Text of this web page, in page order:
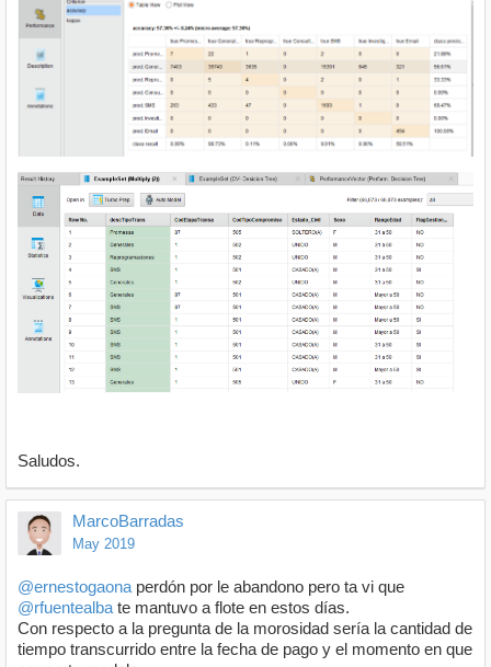
Saludos.
MarcoBarradas
May 2019
@ernestogaona perdón por le abandono pero ta vi que
@rfuentealba te mantuvo a flote en estos días.
Con respecto a la pregunta de la morosidad sería la cantidad de
tiempo transcurrido entre la fecha de pago y el momento en que